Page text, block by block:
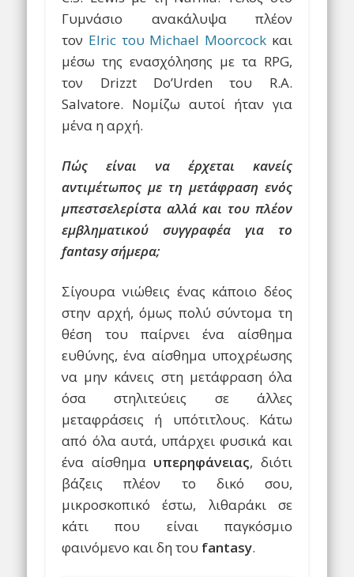
Γυμνάσιο ανακάλυψα πλέον
τον Elric του Michael Moorcock και
μέσω της ενασχόλησης με τα RPG,
τον Drizzt Do’Urden του R.A.
Salvatore. Νομίζω αυτοί ήταν για
μένα η αρχή.
Πώς είναι να έρχεται κανείς
αντιμέτωπος με τη μετάφραση ενός
μπεστσελερίστα αλλά και του πλέον
εμβληματικού συγγραφέα για το
fantasy σήμερα;
Σίγουρα νιώθεις ένας κάποιο δέος
στην αρχή, όμως πολύ σύντομα τη
θέση του παίρνει ένα αίσθημα
ευθύνης, ένα αίσθημα υποχρέωσης
να μην κάνεις στη μετάφραση όλα
όσα στηλιτεύεις σε άλλες
μεταφράσεις ή υπότιτλους. Κάτω
από όλα αυτά, υπάρχει φυσικά και
ένα αίσθημα υπερηφάνειας, διότι
βάζεις πλέον το δικό σου,
μικροσκοπικό έστω, λιθαράκι σε
κάτι που είναι παγκόσμιο
φαινόμενο και δη του fantasy.